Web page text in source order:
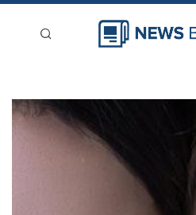
新聞稿分類